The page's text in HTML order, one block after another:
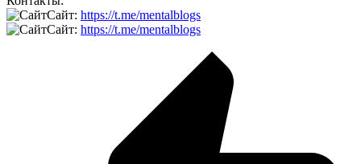
Сайт: https://t.me/mentalblogs
Сайт: https://t.me/mentalblogs